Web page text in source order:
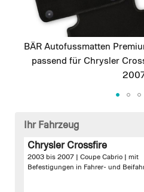
BÄR Autofussmatten
passend für Chrysler
beginning
Ihr Fahrzeug
Chrysler Crossfire
2003 bis 2007 | Coupe Cabrio | mit
Befestigungen in Fahrer- und